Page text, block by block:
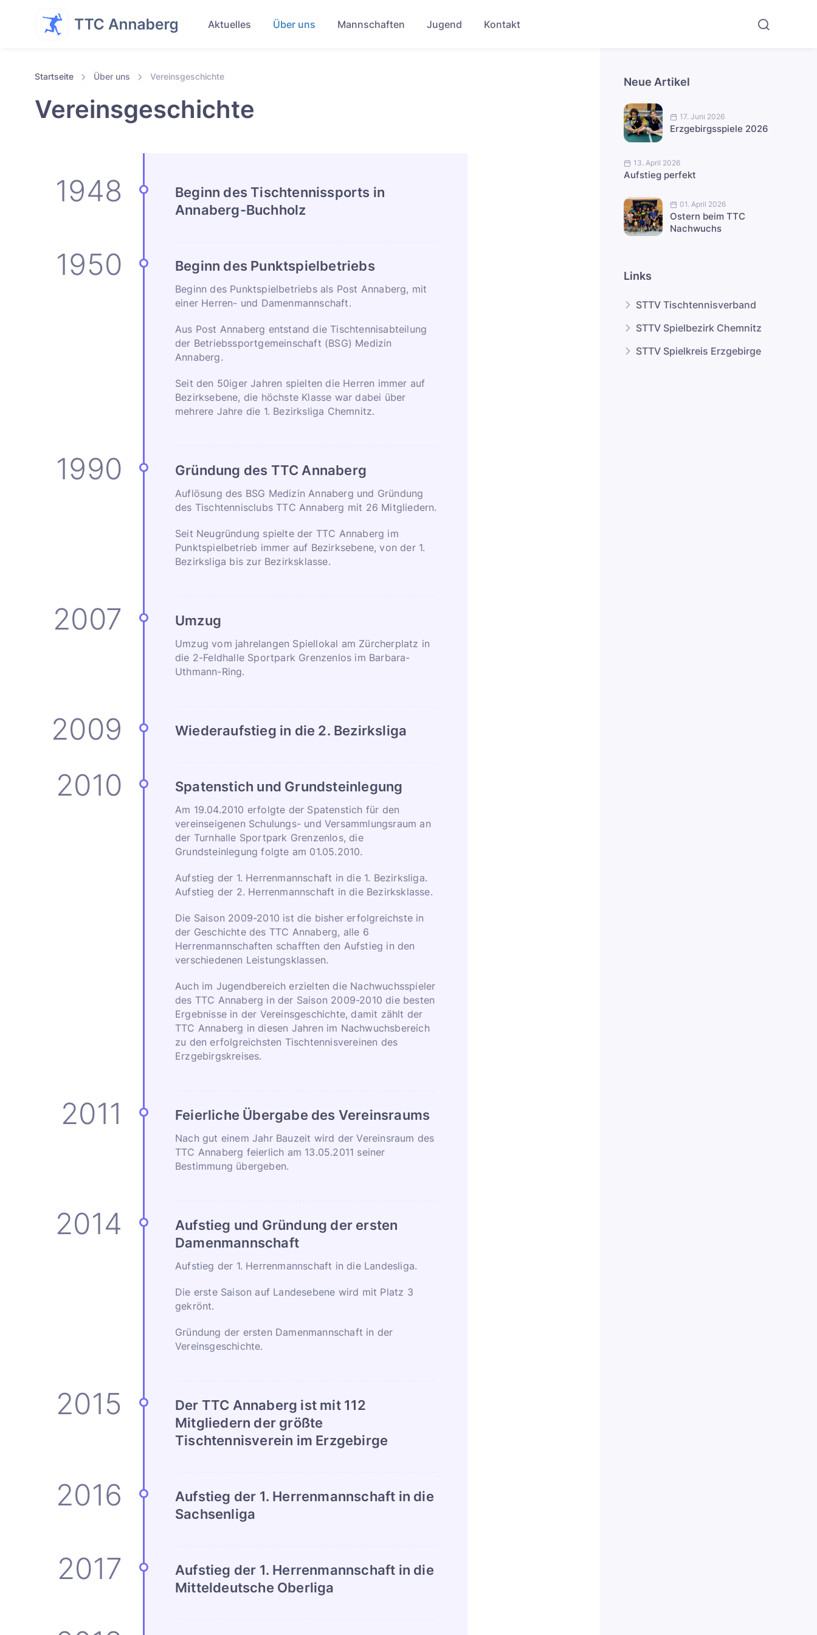
Aktuelles Über uns Mannschaften Jugend Kontakt
Startseite Über uns Vereinsgeschichte
Vereinsgeschichte
Beginn des Tischtennissports in
Annaberg-Buchholz
Beginn des Punktspielbetriebs
Beginn des Punktspielbetriebs als Post Annaberg, mit
einer Herren- und Damenmannschaft.
Aus Post Annaberg entstand die Tischtennisabteilung
der Betriebssportgemeinschaft (BSG) Medizin
Annaberg.
Seit den 50iger Jahren spielten die Herren immer auf
Bezirksebene, die höchste Klasse war dabei über
mehrere Jahre die 1. Bezirksliga Chemnitz.
Gründung des TTC Annaberg
Auflösung des BSG Medizin Annaberg und Gründung
des Tischtennisclubs TTC Annaberg mit 26 Mitgliedern.
Seit Neugründung spielte der TTC Annaberg im
Punktspielbetrieb immer auf Bezirksebene, von der 1.
Bezirksliga bis zur Bezirksklasse.
Umzug
Umzug vom jahrelangen Spiellokal am Zürcherplatz in
die 2-Feldhalle Sportpark Grenzenlos im Barbara-
Uthmann-Ring.
Wiederaufstieg in die 2. Bezirksliga
Spatenstich und Grundsteinlegung
Am 19.04.2010 erfolgte der Spatenstich für den
vereinseigenen Schulungs- und Versammlungsraum an
der Turnhalle Sportpark Grenzenlos, die
Grundsteinlegung folgte am 01.05.2010.
Aufstieg der 1. Herrenmannschaft in die 1. Bezirksliga.
Aufstieg der 2. Herrenmannschaft in die Bezirksklasse.
Die Saison 2009-2010 ist die bisher erfolgreichste in
der Geschichte des TTC Annaberg, alle 6
Herrenmannschaften schafften den Aufstieg in den
verschiedenen Leistungsklassen.
Auch im Jugendbereich erzielten die Nachwuchsspieler
des TTC Annaberg in der Saison 2009-2010 die besten
Ergebnisse in der Vereinsgeschichte, damit zählt der
TTC Annaberg in diesen Jahren im Nachwuchsbereich
zu den erfolgreichsten Tischtennisvereinen des
Erzgebirgskreises.
Feierliche Übergabe des Vereinsraums
Nach gut einem Jahr Bauzeit wird der Vereinsraum des
TTC Annaberg feierlich am 13.05.2011 seiner
Bestimmung übergeben.
Aufstieg und Gründung der ersten
Damenmannschaft
Aufstieg der 1. Herrenmannschaft in die Landesliga.
Die erste Saison auf Landesebene wird mit Platz 3
gekrönt.
Gründung der ersten Damenmannschaft in der
Vereinsgeschichte.
Der TTC Annaberg ist mit 112
Mitgliedern der größte
Tischtennisverein im Erzgebirge
Aufstieg der 1. Herrenmannschaft in die
Sachsenliga
Aufstieg der 1. Herrenmannschaft in die
Mitteldeutsche Oberliga
Neue Artikel
17. Juni 2026
Erzgebirgsspiele 2026
13. April 2026
Aufstieg perfekt
01. April 2026
Ostern beim TTC
Nachwuchs
Links
STTV Tischtennisverband
STTV Spielbezirk Chemnitz
STTV Spielkreis Erzgebirge